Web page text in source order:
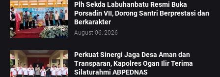
Plh Sekda Labuhanbatu Resmi Buka
Porsadin VII, Dorong Santri Berprestasi dan
Berkarakter
August 06, 2026
Perkuat Sinergi Jaga Desa Aman dan
Transparan, Kapolres Ogan Ilir Terima
Silaturahmi ABPEDNAS